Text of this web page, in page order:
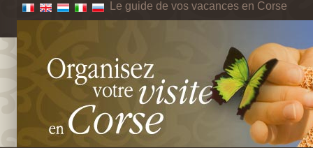
Le guide de vos vacances en Corse